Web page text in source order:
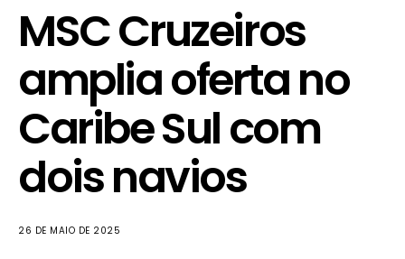
MSC Cruzeiros
amplia oferta no
Caribe Sul com
dois navios
26 DE MAIO DE 2025